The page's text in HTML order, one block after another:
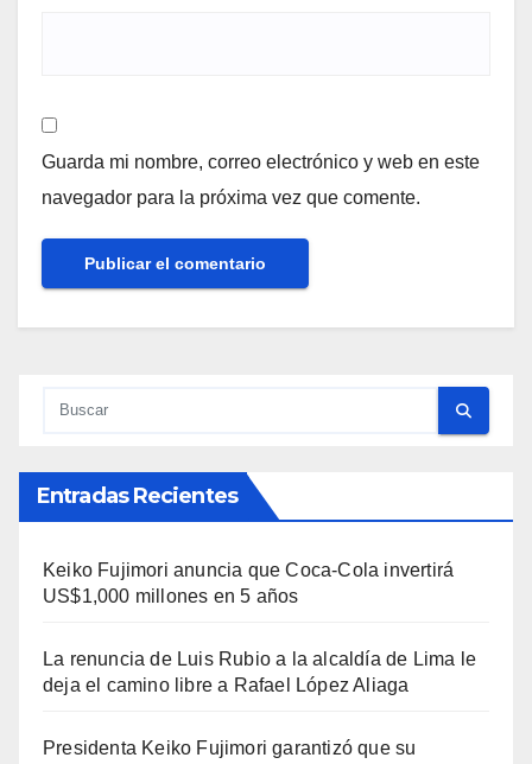
Guarda mi nombre, correo electrónico y web en este
navegador para la próxima vez que comente.
Entradas Recientes
Keiko Fujimori anuncia que Coca-Cola invertirá
US$1,000 millones en 5 años
La renuncia de Luis Rubio a la alcaldía de Lima le
deja el camino libre a Rafael López Aliaga
Presidenta Keiko Fujimori garantizó que su